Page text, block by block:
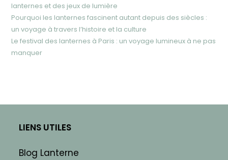
lanternes et des jeux de lumière
Pourquoi les lanternes fascinent autant depuis des siècles :
un voyage à travers l’histoire et la culture
Le festival des lanternes à Paris : un voyage lumineux à ne pas
manquer
LIENS UTILES
Blog Lanterne